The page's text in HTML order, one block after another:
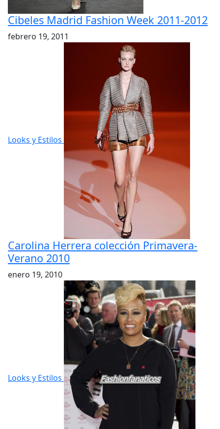
Cibeles Madrid Fashion Week 2011-2012
febrero 19, 2011
Looks y Estilos
Carolina Herrera colección Primavera-
Verano 2010
enero 19, 2010
Looks y Estilos